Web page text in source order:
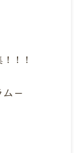
！！
ム ─